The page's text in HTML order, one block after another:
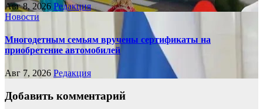
Авг 8, 2026 Редакция
Новости
Многодетным семьям вручены сертификаты на
приобретение автомобилей
Авг 7, 2026 Редакция
Добавить комментарий